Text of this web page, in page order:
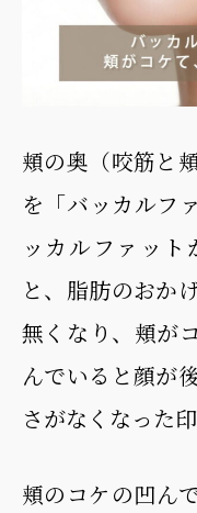
頬の奥（咬筋と
を「バッカルフ
ッカルファット
と、脂肪のおか
無くなり、頬が
んでいると顔が
さがなくなった
頬のコケの凹ん